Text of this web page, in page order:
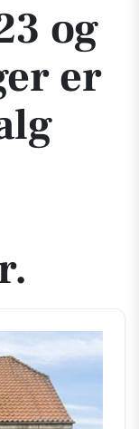
og
er